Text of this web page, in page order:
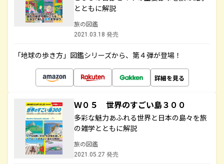
とともに解説
旅の図鑑
2021.03.18 発売
「地球の歩き方」図鑑シリーズから、第４弾が登場！
詳細を見る
Ｗ０５ 世界のすごい島３００
多彩な魅力あふれる世界と日本の島々を旅
の雑学とともに解説
旅の図鑑
2021.05.27 発売